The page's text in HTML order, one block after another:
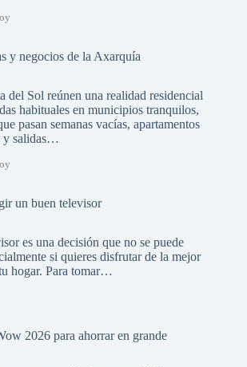
y negocios de la Axarquía
del Sol reúnen una realidad residencial
habituales en municipios tranquilos,
pasan semanas vacías, apartamentos
y salidas…
un buen televisor
es una decisión que no se puede
si quieres disfrutar de la mejor
hogar. Para tomar…
2026 para ahorrar en grande